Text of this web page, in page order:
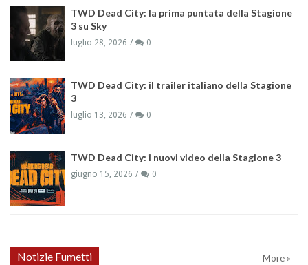
TWD Dead City: la prima puntata della Stagione
3 su Sky
luglio 28, 2026 0
TWD Dead City: il trailer italiano della Stagione
3
luglio 13, 2026 0
TWD Dead City: i nuovi video della Stagione 3
giugno 15, 2026 0
Notizie Fumetti More »